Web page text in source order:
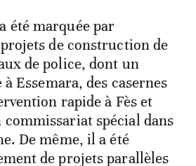
été marquée par
de construction de
de police, dont un
Essemara, des casernes
rapide à Fès et
spécial dans
De même, il a été
de projets parallèles